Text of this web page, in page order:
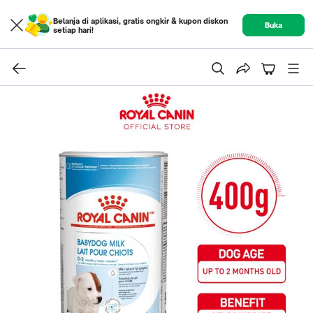
Belanja di aplikasi, gratis ongkir & kupon diskon
setiap hari!
Buka